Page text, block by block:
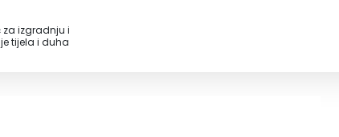
za izgradnju i
tijela i duha